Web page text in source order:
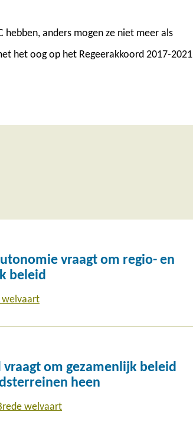
anders mogen ze niet meer als
het oog op het Regeerakkoord 2017-2021
vraagt om regio- en
beleid
welvaart
vraagt om gezamenlijk beleid
heen
welvaart